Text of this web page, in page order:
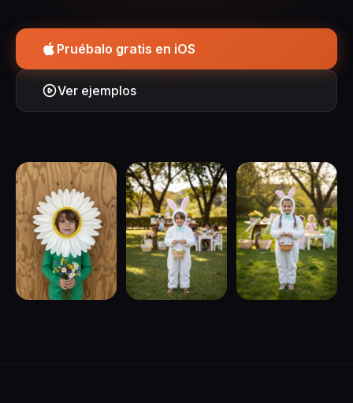
Pruébalo gratis en iOS
Ver ejemplos